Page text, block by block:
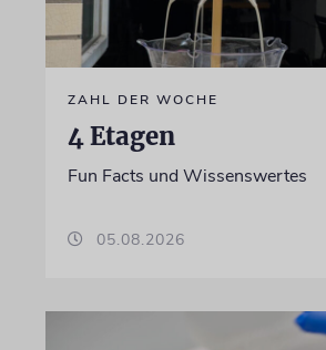
ZAHL DER WOCHE
4 Etagen
Fun Facts und Wissenswertes
05.08.2026